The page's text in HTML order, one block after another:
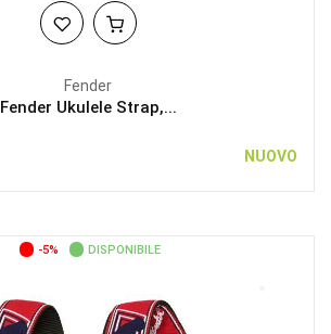
Fender
Fender Ukulele Strap,...
NUOVO
-5% DISPONIBILE